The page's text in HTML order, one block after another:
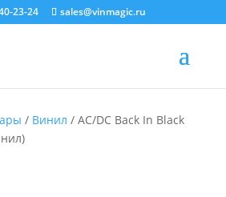
23-24 sales@vinmagic.ru
/ Винил / AC/DC Back In Black